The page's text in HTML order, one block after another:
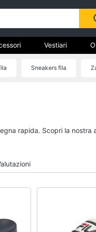
Vedi tutti
Vestiari
Sneakers fila
rapida. Scopri la